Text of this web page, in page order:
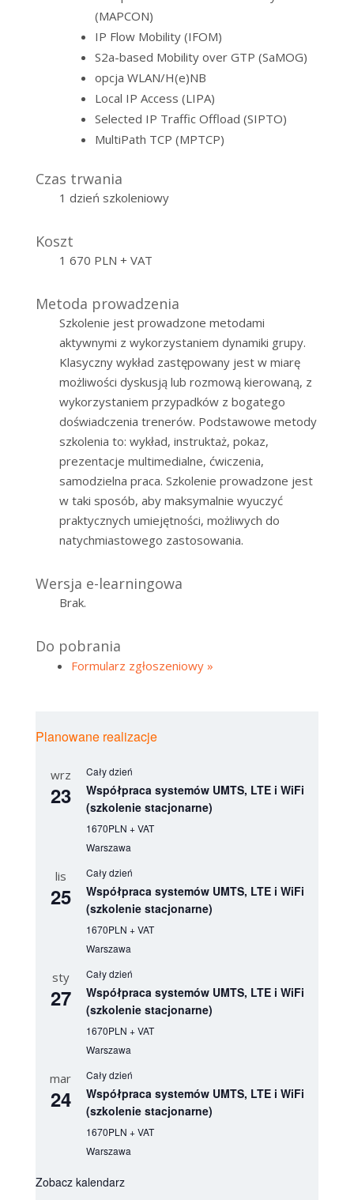
(MAPCON)
IP Flow Mobility (IFOM)
S2a-based Mobility over GTP (SaMOG)
opcja WLAN/H(e)NB
Local IP Access (LIPA)
Selected IP Traffic Offload (SIPTO)
MultiPath TCP (MPTCP)
Czas trwania
1 dzień szkoleniowy
Koszt
1 670 PLN + VAT
Metoda prowadzenia
Szkolenie jest prowadzone metodami
aktywnymi z wykorzystaniem dynamiki grupy.
Klasyczny wykład zastępowany jest w miarę
możliwości dyskusją lub rozmową kierowaną, z
wykorzystaniem przypadków z bogatego
doświadczenia trenerów. Podstawowe metody
szkolenia to: wykład, instruktaż, pokaz,
prezentacje multimedialne, ćwiczenia,
samodzielna praca. Szkolenie prowadzone jest
w taki sposób, aby maksymalnie wyuczyć
praktycznych umiejętności, możliwych do
natychmiastowego zastosowania.
Wersja e-learningowa
Brak.
Do pobrania
Formularz zgłoszeniowy »
Planowane realizacje
wrz
23
Cały dzień
Współpraca systemów UMTS, LTE i WiFi
(szkolenie stacjonarne)
1670PLN + VAT
Warszawa
lis
25
Cały dzień
Współpraca systemów UMTS, LTE i WiFi
(szkolenie stacjonarne)
1670PLN + VAT
Warszawa
sty
27
Cały dzień
Współpraca systemów UMTS, LTE i WiFi
(szkolenie stacjonarne)
1670PLN + VAT
Warszawa
mar
24
Cały dzień
Współpraca systemów UMTS, LTE i WiFi
(szkolenie stacjonarne)
1670PLN + VAT
Warszawa
Zobacz kalendarz